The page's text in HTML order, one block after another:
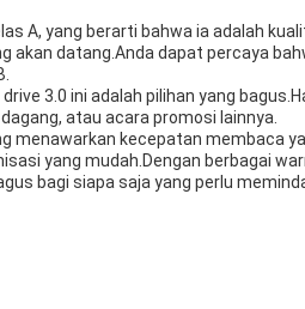
A, yang berarti bahwa ia adalah
akan datang.Anda dapat percaya
3.0 ini adalah pilihan yang
atau acara promosi lainnya.
menawarkan kecepatan membaca
yang mudah.Dengan berbagai
bagi siapa saja yang perlu